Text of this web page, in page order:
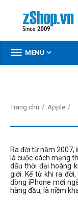
 MENU 
Menu
BỘ LỌC
Giá
Trang chủ / Apple /
Ra đời từ năm 2007,
là cuộc cách mạng
dấu thời đại hoàng
giới. Kế từ khi ra
dòng iPhone mới
hàng đầu, là niềm